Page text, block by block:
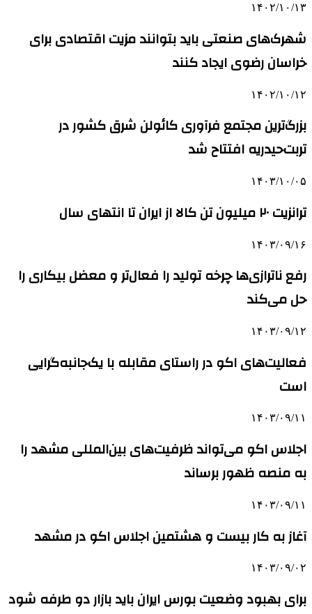
۱۴۰۲/۱۰/۱۳
شهرک‌های صنعتی باید بتوانند مزیت اقتصادی برای
خراسان رضوی ایجاد کنند
۱۴۰۲/۱۰/۱۲
بزرگ‌ترین مجتمع فرآوری کائولن شرق کشور در
تربت‌حیدریه افتتاح شد
۱۴۰۳/۱۰/۰۵
ترانزیت ۲۰ میلیون تن کالا از ایران تا انتهای سال
۱۴۰۳/۰۹/۱۶
رفع ناترازی‌ها چرخه تولید را فعال‌تر و معضل بیکاری را
حل می‌کند
۱۴۰۳/۰۹/۱۲
فعالیت‌های اکو در راستای مقابله با یک‌جانبه‌گرایی
است
۱۴۰۳/۰۹/۱۱
اجلاس اکو می‌تواند ظرفیت‌های بین‌المللی مشهد را
به منصه ظهور برساند
۱۴۰۳/۰۹/۱۱
آغاز به کار بیست و هشتمین اجلاس اکو در مشهد
۱۴۰۳/۰۹/۰۲
برای بهبود وضعیت بورس ایران باید بازار دو طرفه شود